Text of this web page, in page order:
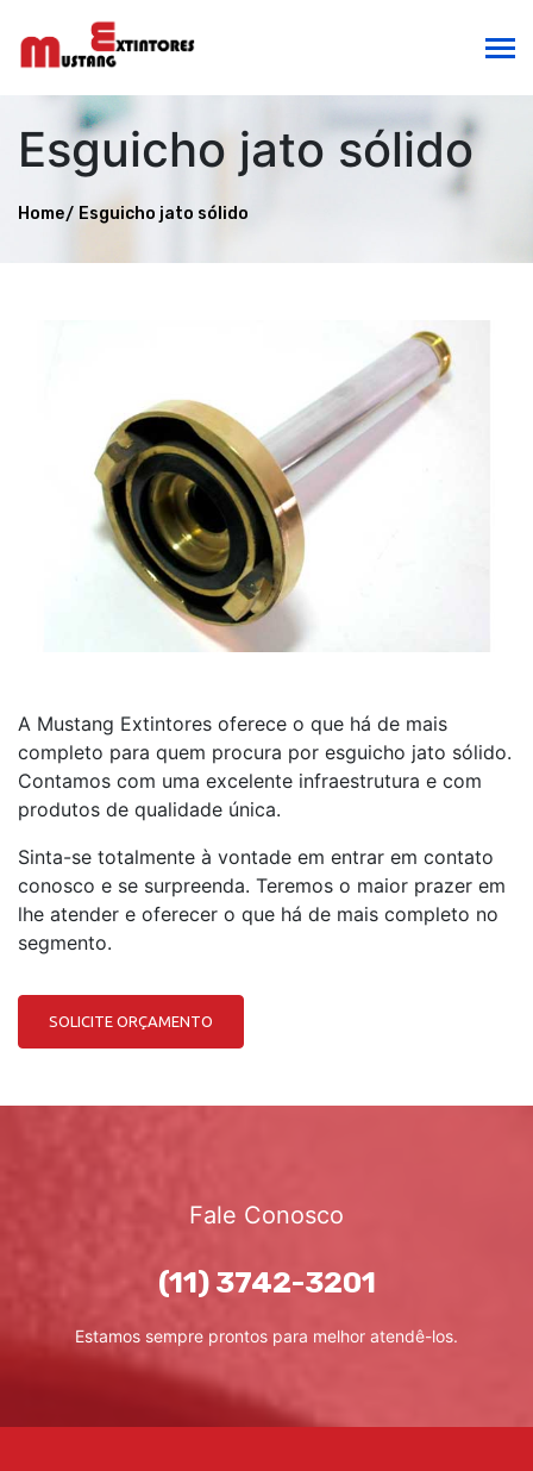
Esguicho jato sólido
Home Esguicho jato sólido
A Mustang Extintores oferece o que há de mais
completo para quem procura por esguicho jato sólido.
Contamos com uma excelente infraestrutura e com
produtos de qualidade única.
Sinta-se totalmente à vontade em entrar em contato
conosco e se surpreenda. Teremos o maior prazer em
lhe atender e oferecer o que há de mais completo no
segmento.
SOLICITE ORÇAMENTO
Fale Conosco
(11) 3742-3201
Estamos sempre prontos para melhor atendê-los.